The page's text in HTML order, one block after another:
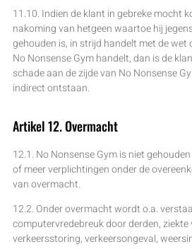
11.10. Indien de klant in gebreke mocht
nakoming van hetgeen waartoe hij
gehouden is, in strijd handelt met de
No Nonsense Gym handelt, dan is de
schade aan de zijde van No Nonsense
indirect ontstaan.
Artikel 12. Overmacht
12.1. No Nonsense Gym is niet
of meer verplichtingen onder de
van overmacht.
12.2. Onder overmacht wordt o.a.
computervredebreuk door derden,
verkeersstoring, verkeersongeval,